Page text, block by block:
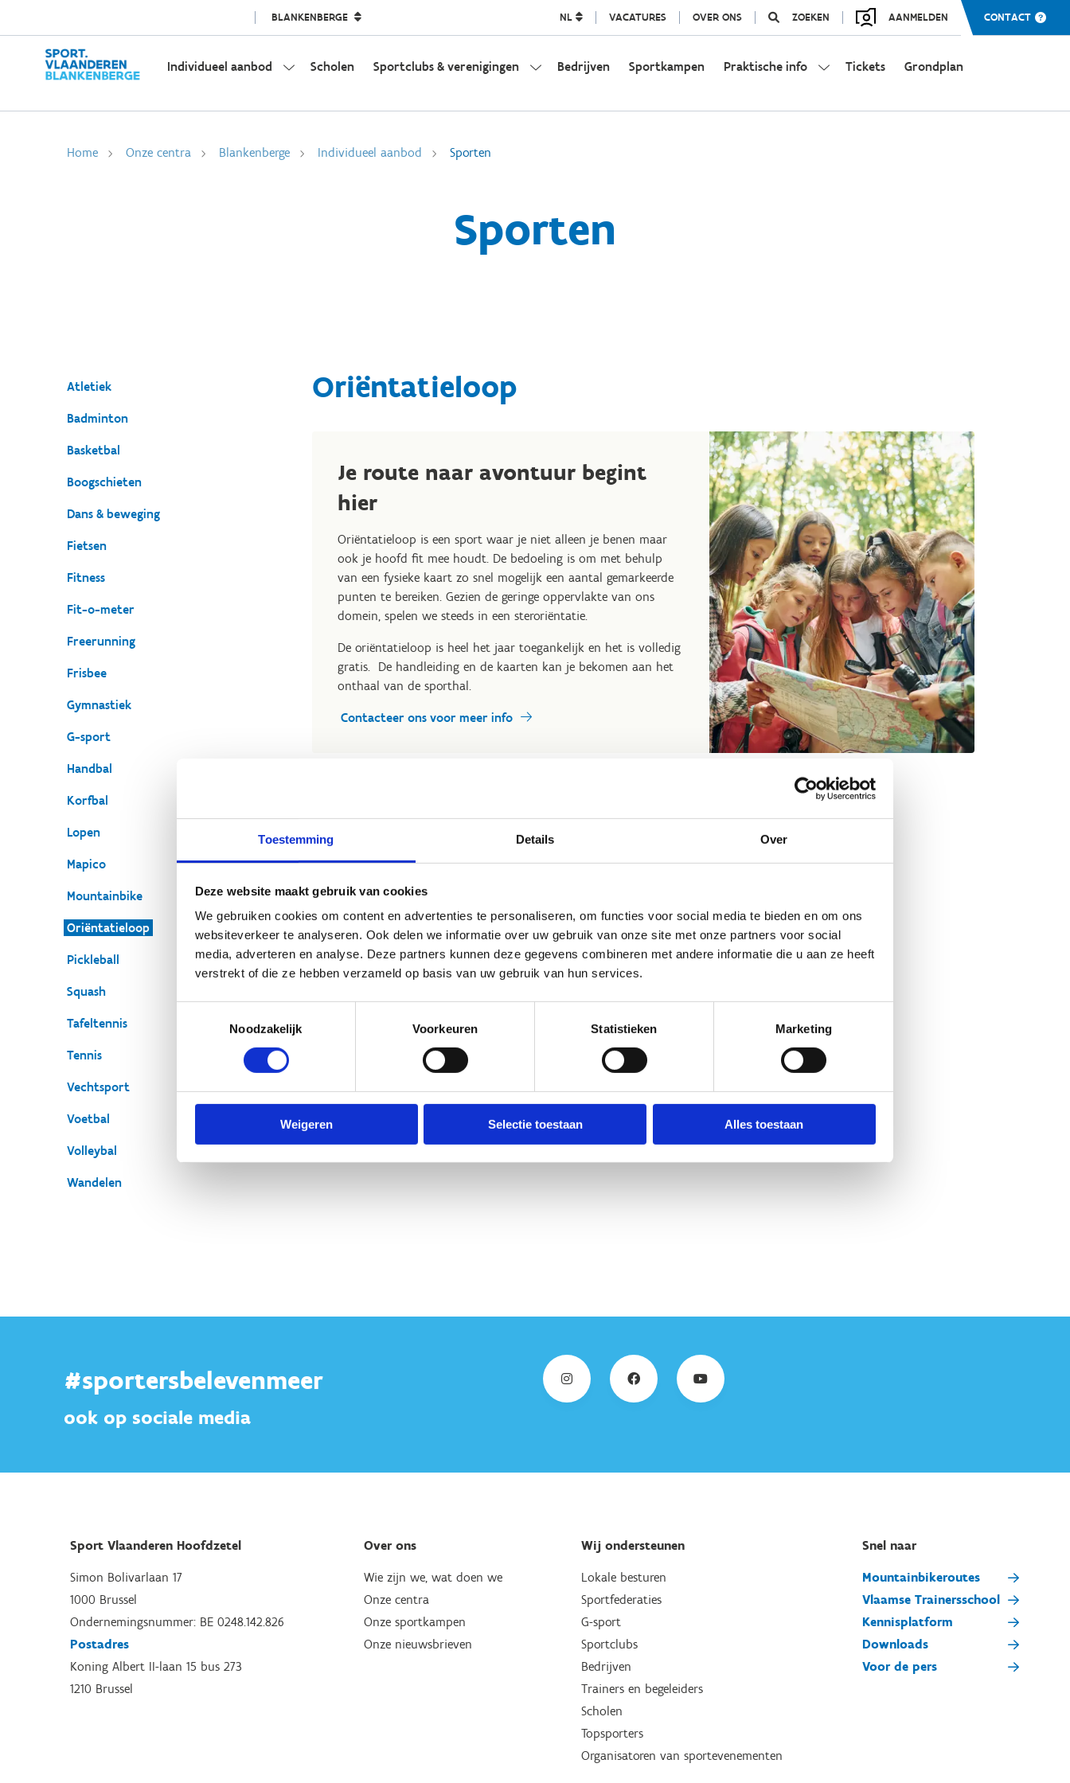
Toestemming Details Over
Deze website maakt gebruik van cookies
We gebruiken cookies om content en advertenties te personaliseren, om functies voor social media te bieden en om ons
websiteverkeer te analyseren. Ook delen we informatie over uw gebruik van onze site met onze partners voor social
media, adverteren en analyse. Deze partners kunnen deze gegevens combineren met andere informatie die u aan ze heeft
verstrekt of die ze hebben verzameld op basis van uw gebruik van hun services.
Noodzakelijk
Voorkeuren Statistieken Marketing
Weigeren Selectie toestaan Alles toestaan
BLANKENBERGE NL VACATURES OVER ONS ZOEKEN AANMELDEN CONTACT
Individueel aanbod Scholen Sportclubs & verenigingen Bedrijven Sportkampen Praktische info Tickets Grondplan
Home Onze centra Blankenberge Individueel aanbod Sporten
Sporten
Atletiek
Badminton
Basketbal
Boogschieten
Dans & beweging
Fietsen
Fitness
Fit-o-meter
Freerunning
Frisbee
Gymnastiek
G-sport
Handbal
Korfbal
Lopen
Mapico
Mountainbike
Oriëntatieloop
Pickleball
Squash
Tafeltennis
Tennis
Vechtsport
Voetbal
Volleybal
Wandelen
Oriëntatieloop
Je route naar avontuur begint
hier
Oriëntatieloop is een sport waar je niet alleen je benen maar
ook je hoofd fit mee houdt. De bedoeling is om met behulp
van een fysieke kaart zo snel mogelijk een aantal gemarkeerde
punten te bereiken. Gezien de geringe oppervlakte van ons
domein, spelen we steeds in een steroriëntatie.
De oriëntatieloop is heel het jaar toegankelijk en het is volledig
gratis. De handleiding en de kaarten kan je bekomen aan het
onthaal van de sporthal.
Contacteer ons voor meer info
#sportersbelevenmeer
ook op sociale media
Sport Vlaanderen Hoofdzetel
Simon Bolivarlaan 17
1000 Brussel
Ondernemingsnummer: BE 0248.142.826
Postadres
Koning Albert II-laan 15 bus 273
1210 Brussel
Over ons
Wie zijn we, wat doen we
Onze centra
Onze sportkampen
Onze nieuwsbrieven
Wij ondersteunen
Lokale besturen
Sportfederaties
G-sport
Sportclubs
Bedrijven
Trainers en begeleiders
Scholen
Topsporters
Organisatoren van sportevenementen
Snel naar
Mountainbikeroutes
Vlaamse Trainersschool
Kennisplatform
Downloads
Voor de pers